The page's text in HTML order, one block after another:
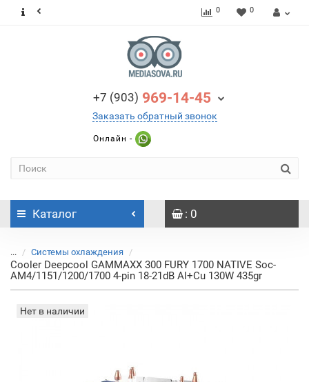
0 0
+7 (903) 969-14-45
Заказать обратный звонок
Онлайн -
Каталог : 0
... Системы охлаждения
Cooler Deepcool GAMMAXX 300 FURY 1700 NATIVE Soc-
AM4/1151/1200/1700 4-pin 18-21dB Al+Cu 130W 435gr
Нет в наличии